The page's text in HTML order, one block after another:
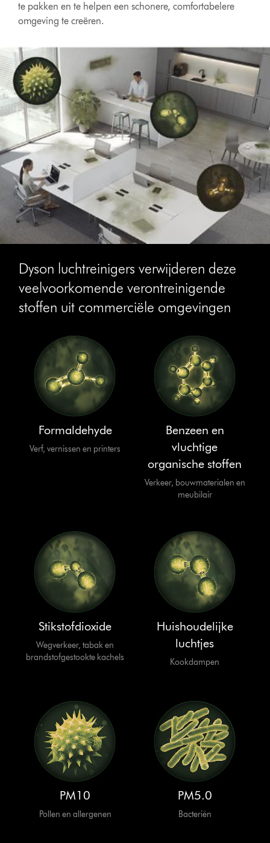
te pakken en te helpen een schonere, comfortabelere
omgeving te creëren.
Dyson luchtreinigers verwijderen deze
veelvoorkomende verontreinigende
stoffen uit commerciële omgevingen
Formaldehyde
Verf, vernissen en printers
Benzeen en
vluchtige
organische stoffen
Verkeer, bouwmaterialen en
meubilair
Stikstofdioxide
Wegverkeer, tabak en
brandstofgestookte kachels
Huishoudelijke
luchtjes
Kookdampen
PM10
Pollen en allergenen
PM5.0
Bacteriën